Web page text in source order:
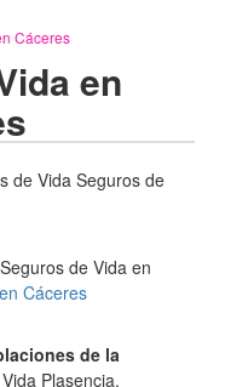
Cáceres
en
de Vida Seguros de
de Vida en
Cáceres
de la
Plasencia,